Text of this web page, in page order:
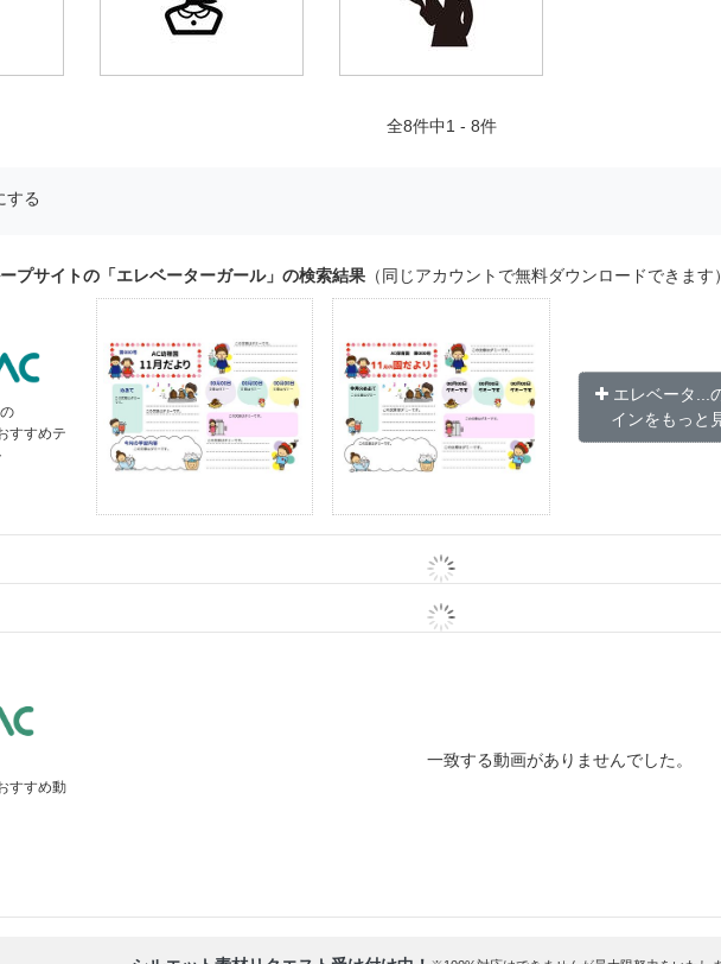
全8件中1 - 8件
する
プサイトの「エレベーターガール」の検索結果 （同じアカウントで無料ダウンロードできます）
すすめテ
エレベータ...
インをもっと
すすめ動
一致する動画がありませんでした。